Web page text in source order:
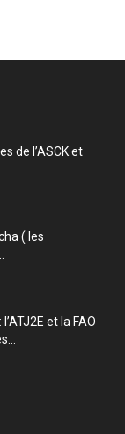
de l’ASCK et
( les
et la FAO